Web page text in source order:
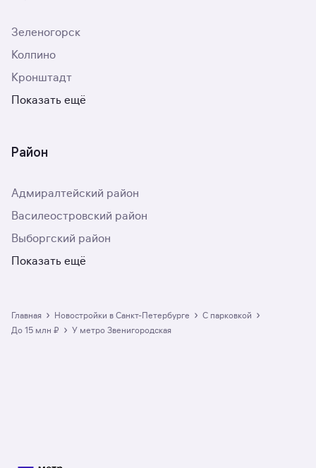
Зеленогорск
Колпино
Кронштадт
Показать ещё
Район
Адмиралтейский район
Василеостровский район
Выборгский район
Показать ещё
Главная › Новостройки в Санкт-Петербурге › с парковкой ›
до 15 млн ₽ › у метро Звенигородская